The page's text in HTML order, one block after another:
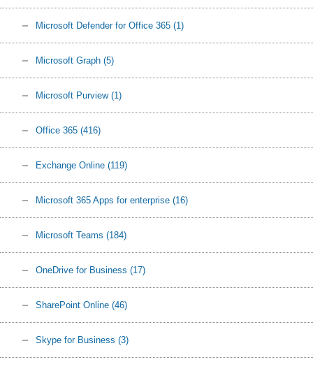
Microsoft Defender for Office 365 (1)
Microsoft Graph (5)
Microsoft Purview (1)
Office 365 (416)
Exchange Online (119)
Microsoft 365 Apps for enterprise (16)
Microsoft Teams (184)
OneDrive for Business (17)
SharePoint Online (46)
Skype for Business (3)